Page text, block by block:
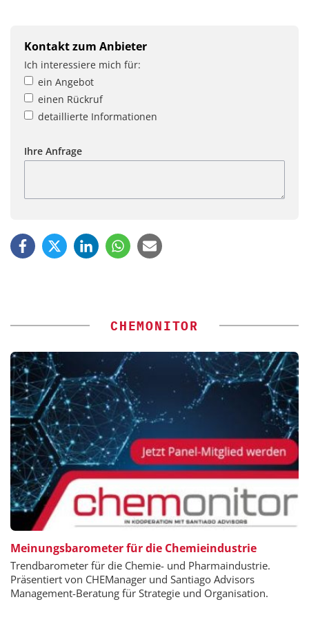
Kontakt zum Anbieter
Ich interessiere mich für:
ein Angebot
einen Rückruf
detaillierte Informationen
Ihre Anfrage
CHEMONITOR
Meinungsbarometer für die Chemieindustrie
Trendbarometer für die Chemie- und Pharmaindustrie.
Präsentiert von CHEManager und Santiago Advisors
Management-Beratung für Strategie und Organisation.